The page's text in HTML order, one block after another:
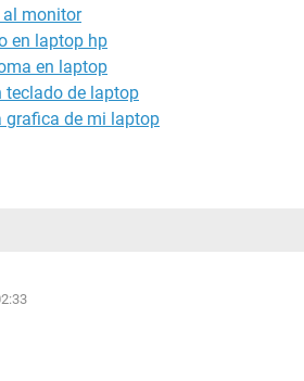
monitor
en laptop hp
en laptop
teclado de laptop
grafica de mi laptop